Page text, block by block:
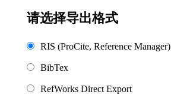
请选择导出格式
RIS (ProCite, Reference Manager)
BibTex
RefWorks Direct Export